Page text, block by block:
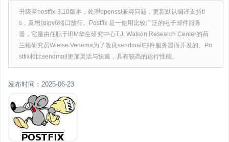
升级至postfix-3.10版本，处理openssl兼容问题，更新默认编译支持tl
s，及增加ipv6端口放行。Postfix 是一使用比较广泛的电子邮件服务
器，它是由任职于IBM华生研究中心T.J. Watson Research Center的荷
兰籍研究员Wietse Venema为了改良sendmail邮件服务器而开发的。Po
stfix相比sendmail更加灵活与快速，具有较高的运行性能。
发布时间：2025-06-23